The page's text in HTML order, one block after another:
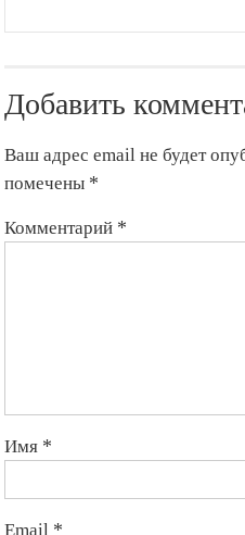
Добавить
Ваш адрес email не будет
помечены *
Комментарий *
Имя *
Email *